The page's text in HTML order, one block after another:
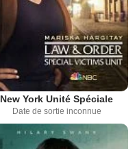
New York Unité Spéciale
Date de sortie inconnue